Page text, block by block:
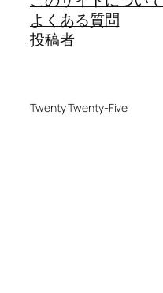
よくある質問
投稿者
Twenty Twenty-Five